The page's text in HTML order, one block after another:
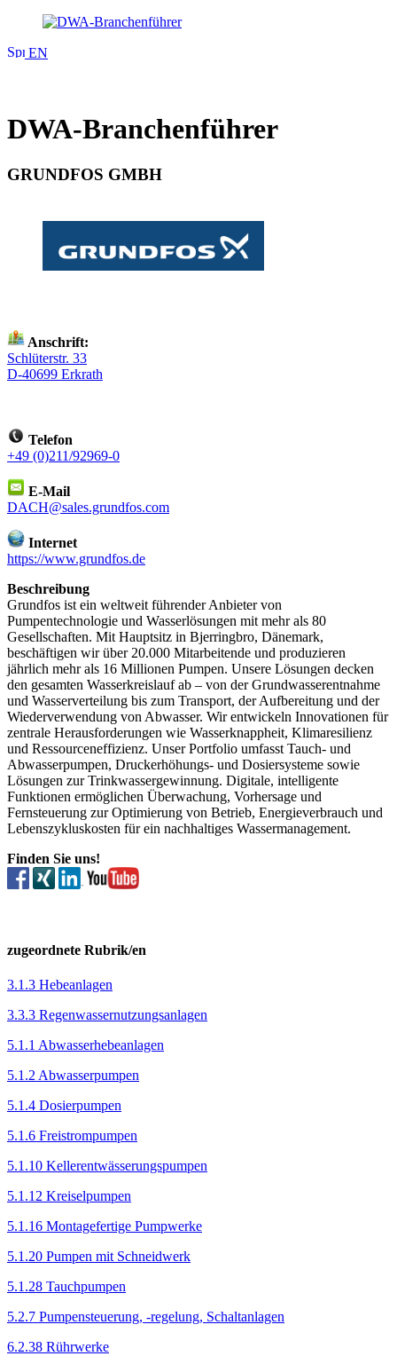
EN
DWA-Branchenführer
GRUNDFOS GMBH
Anschrift:
Schlüterstr. 33
D-40699 Erkrath
Telefon
+49 (0)211/92969-0
E-Mail
DACH@sales.grundfos.com
Internet
https://www.grundfos.de
Beschreibung
Grundfos ist ein weltweit führender Anbieter von
Pumpentechnologie und Wasserlösungen mit mehr als 80
Gesellschaften. Mit Hauptsitz in Bjerringbro, Dänemark,
beschäftigen wir über 20.000 Mitarbeitende und produzieren
jährlich mehr als 16 Millionen Pumpen. Unsere Lösungen decken
den gesamten Wasserkreislauf ab – von der Grundwasserentnahme
und Wasserverteilung bis zum Transport, der Aufbereitung und der
Wiederverwendung von Abwasser. Wir entwickeln Innovationen für
zentrale Herausforderungen wie Wasserknappheit, Klimaresilienz
und Ressourceneffizienz. Unser Portfolio umfasst Tauch- und
Abwasserpumpen, Druckerhöhungs- und Dosiersysteme sowie
Lösungen zur Trinkwassergewinnung. Digitale, intelligente
Funktionen ermöglichen Überwachung, Vorhersage und
Fernsteuerung zur Optimierung von Betrieb, Energieverbrauch und
Lebenszykluskosten für ein nachhaltiges Wassermanagement.
Finden Sie uns!
zugeordnete Rubrik/en
3.1.3 Hebeanlagen
3.3.3 Regenwassernutzungsanlagen
5.1.1 Abwasserhebeanlagen
5.1.2 Abwasserpumpen
5.1.4 Dosierpumpen
5.1.6 Freistrompumpen
5.1.10 Kellerentwässerungspumpen
5.1.12 Kreiselpumpen
5.1.16 Montagefertige Pumpwerke
5.1.20 Pumpen mit Schneidwerk
5.1.28 Tauchpumpen
5.2.7 Pumpensteuerung, -regelung, Schaltanlagen
6.2.38 Rührwerke